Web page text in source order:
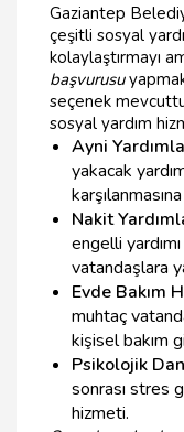
Gaziantep
çeşitli sosyal
kolaylaştırmayı
başvurusu
seçenek
sosyal yardım
Ayni
yakacak
Nakit
engelli
vatandaşlara
Evde Bakım
muhtaç
kişisel bakım
Psikolojik
sonrası stres
hizmeti.